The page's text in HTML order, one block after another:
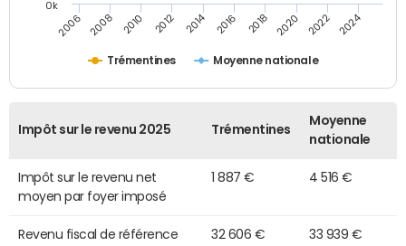
Trémentines Moyenne nationale
2006 2008 2010 2012 2014 2016 2018 2020 2022 2024
0k
Impôt sur le revenu 2025 Trémentines
Moyenne
nationale
Impôt sur le revenu net
moyen par foyer imposé
1 887 € 4 516 €
Revenu fiscal de référence
32 606 € 33 939 €